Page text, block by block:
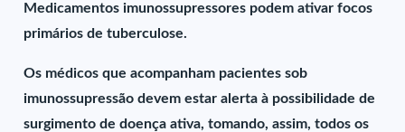
Medicamentos imunossupressores podem ativar focos
primários de tuberculose.
Os médicos que acompanham pacientes sob
imunossupressão devem estar alerta à possibilidade de
surgimento de doença ativa, tomando, assim, todos os